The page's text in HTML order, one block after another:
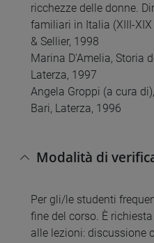
ricchezze delle donne.
familiari in Italia (XIII-XIX
& Sellier, 1998
Marina D'Amelia, Storia
Laterza, 1997
Angela Groppi (a cura
Bari, Laterza, 1996
Modalità di
Per gli/le studenti
fine del corso. È
alle lezioni: discussione